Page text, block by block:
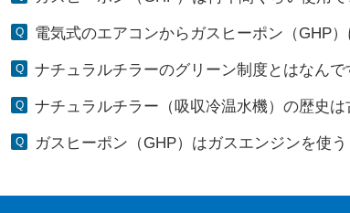
電気式のエアコンからガスヒーポン（GHP
ナチュラルチラーのグリーン制度とはなんで
ナチュラルチラー（吸収冷温水機）の歴史は
ガスヒーポン（GHP）はガスエンジンを使